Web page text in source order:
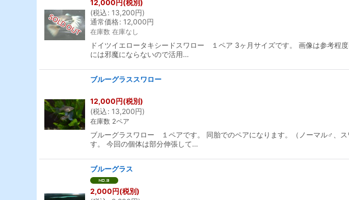
12,000円(税別)
(税込: 13,200円)
通常価格: 12,000円
在庫数 在庫なし
ドイツイエロータキシードスワロー １ペア 3ヶ月サイズです。 画像は参考程
には邪魔にならないので活用…
ブルーグラススワロー
12,000円(税別)
(税込: 13,200円)
在庫数 2ペア
ブルーグラスワロー １ペアです。 同胎でのペアになります。（ノーマル♂、
す。 今回の個体は部分伸張して…
ブルーグラス
2,000円(税別)